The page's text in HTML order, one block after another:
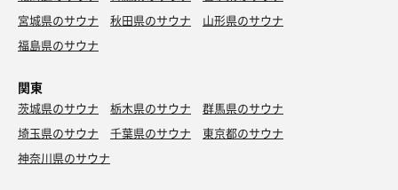
宮城県のサウナ
秋田県のサウナ
山形県のサウナ
福島県のサウナ
関東
茨城県のサウナ 栃木県のサウナ
群馬県のサウナ
埼玉県のサウナ
千葉県のサウナ
東京都のサウナ
神奈川県のサウナ